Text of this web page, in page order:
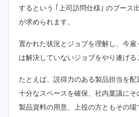
するという ｢上司訪問仕様｣ のブース
が求められます。
置かれた状況とジョブを理解し、今
は解決していないジョブをやり遂げる
たとえば、説得力のある製品担当を配
十分なスペースを確保、社内稟議にそ
製品資料の用意、上役の方ともその